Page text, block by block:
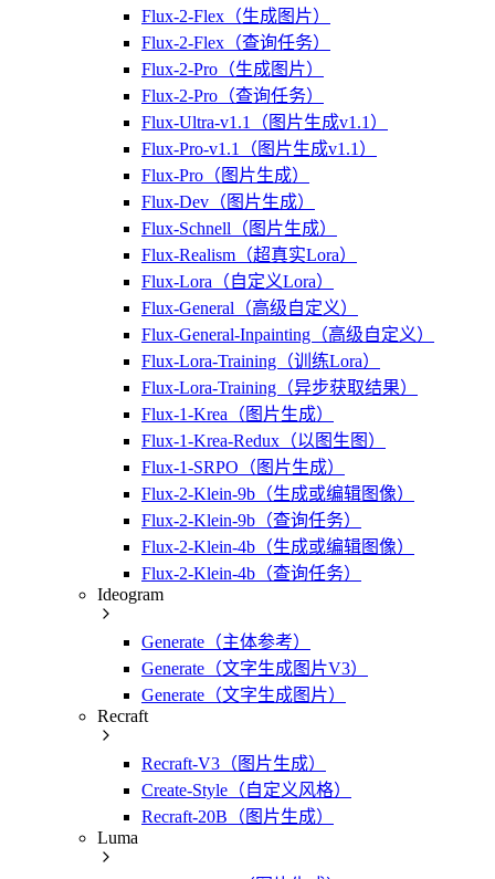
Flux-2-Flex（生成图片）
Flux-2-Flex（查询任务）
Flux-2-Pro（生成图片）
Flux-2-Pro（查询任务）
Flux-Ultra-v1.1（图片生成v1.1）
Flux-Pro-v1.1（图片生成v1.1）
Flux-Pro（图片生成）
Flux-Dev（图片生成）
Flux-Schnell（图片生成）
Flux-Realism（超真实Lora）
Flux-Lora（自定义Lora）
Flux-General（高级自定义）
Flux-General-Inpainting（高级自定义）
Flux-Lora-Training（训练Lora）
Flux-Lora-Training（异步获取结果）
Flux-1-Krea（图片生成）
Flux-1-Krea-Redux（以图生图）
Flux-1-SRPO（图片生成）
Flux-2-Klein-9b（生成或编辑图像）
Flux-2-Klein-9b（查询任务）
Flux-2-Klein-4b（生成或编辑图像）
Flux-2-Klein-4b（查询任务）
Ideogram
Generate（主体参考）
Generate（文字生成图片V3）
Generate（文字生成图片）
Recraft
Recraft-V3（图片生成）
Create-Style（自定义风格）
Recraft-20B（图片生成）
Luma